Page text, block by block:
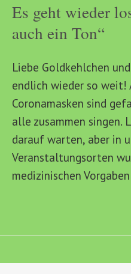
Es geht wieder
auch ein Ton“
Liebe Goldkehlchen
endlich wieder so weit!
Coronamasken sind
alle zusammen singen.
darauf warten, aber in
Veranstaltungsorten
medizinischen